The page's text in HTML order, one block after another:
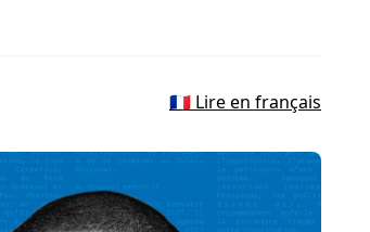
🇫🇷 Lire en français